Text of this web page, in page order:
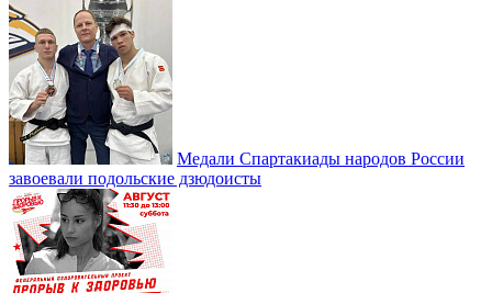
Медали Спартакиады народов России
завоевали подольские дзюдоисты